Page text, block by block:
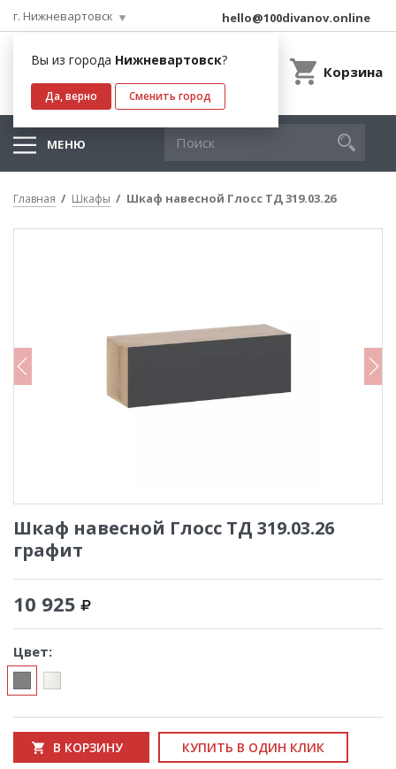
г. Нижневартовск
Вы из города Нижневартовск?
Да, верно Сменить город
hello@100divanov.online
Корзина
МЕНЮ
Главная Шкафы Шкаф навесной Глосс ТД 319.03.26
Шкаф навесной Глосс ТД 319.03.26
графит
10 925
Цвет:
В КОРЗИНУ
КУПИТЬ В ОДИН КЛИК